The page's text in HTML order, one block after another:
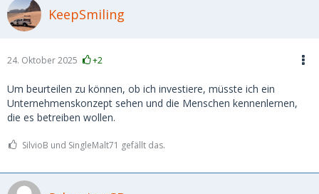
KeepSmiling
24. Oktober 2025 +2
Um beurteilen zu können, ob ich investiere, müsste ich ein
Unternehmenskonzept sehen und die Menschen kennenlernen,
die es betreiben wollen.
SilvioB und SingleMalt71 gefällt das.